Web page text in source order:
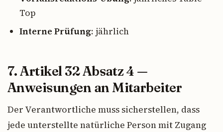
Top
Interne Prüfung: jährlich
7. Artikel 32 Absatz 4 —
Anweisungen an Mitarbeiter
Der Verantwortliche muss sicherstellen, dass
jede unterstellte natürliche Person mit Zugang